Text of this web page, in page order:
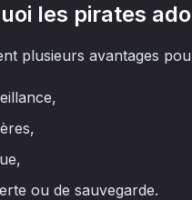
les pirates
plusieurs avantages
ou de sauvegarde.